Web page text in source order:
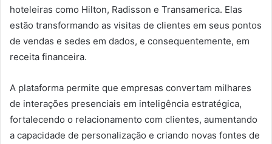
hoteleiras como Hilton, Radisson e Transamerica. Elas
estão transformando as visitas de clientes em seus pontos
de vendas e sedes em dados, e consequentemente, em
receita financeira.
A plataforma permite que empresas convertam milhares
de interações presenciais em inteligência estratégica,
fortalecendo o relacionamento com clientes, aumentando
a capacidade de personalização e criando novas fontes de